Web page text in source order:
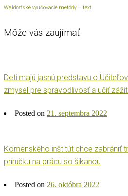
Waldorfské vyučovacie metódy – text
Môže vás zaujímať
Deti majú jasnú predstavu o
zmysel pre spravodlivosť a učiť
Posted on 21. septembra 2022
Komenského inštitút chce zabrániť
príručku na prácu so šikanou
Posted on 26. októbra 2022